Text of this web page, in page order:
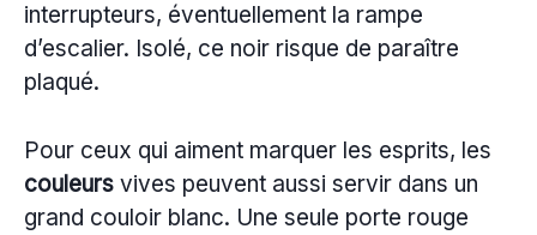
interrupteurs, éventuellement la rampe
d’escalier. Isolé, ce noir risque de paraître
plaqué.
Pour ceux qui aiment marquer les esprits, les
couleurs vives peuvent aussi servir dans un
grand couloir blanc. Une seule porte rouge